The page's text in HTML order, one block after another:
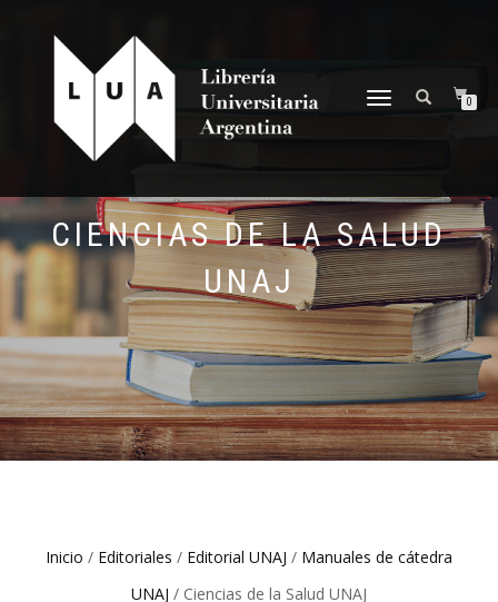
NAVEGACIÓN
0
CIENCIAS DE LA SALUD
UNAJ
Inicio / Editoriales / Editorial UNAJ / Manuales de cátedra
UNAJ / Ciencias de la Salud UNAJ